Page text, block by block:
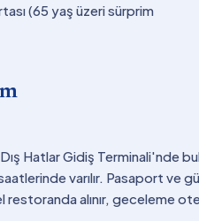
(65 yaş üzeri sürprim
Hatlar Gidiş Terminali'nde
varılır. Pasaport ve
alınır, geceleme